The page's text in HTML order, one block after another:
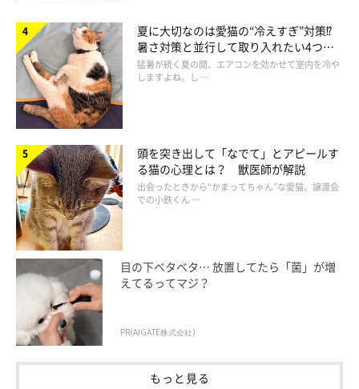
夏に大切なのは愛猫の“冷えすぎ”対策⁉
暑さ対策と並行して取り入れたい4つの
工夫
猛暑が続く夏の間、エアコンを効かせて室内を冷や
しますよね。し …
頭を突き出して「なでて」とアピールす
る猫の心理とは？ 獣医師が解説
出会ったときから“かまってちゃん”な愛猫。譲渡会
での小鉄くん …
目の下ベタベタ… 放置してたら「菌」が増
えてるってマジ？
PR(AIGATE株式会社)
もっと見る